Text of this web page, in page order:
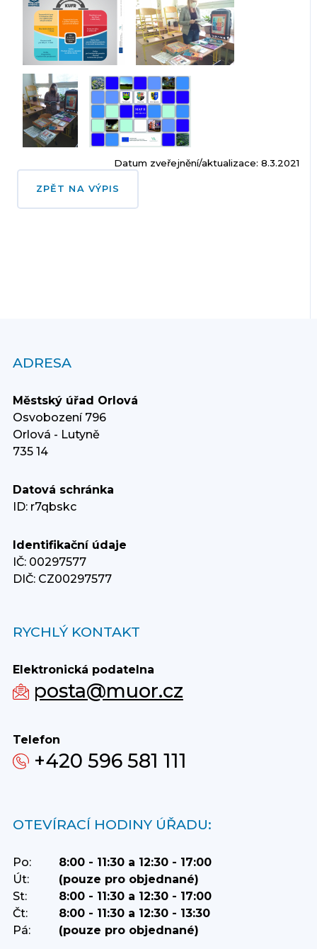
Datum zveřejnění/aktualizace: 8.3.2021
ZPĚT NA VÝPIS
ADRESA
Městský úřad Orlová
Osvobození 796
Orlová - Lutyně
735 14
Datová schránka
ID: r7qbskc
Identifikační údaje
IČ: 00297577
DIČ: CZ00297577
RYCHLÝ KONTAKT
Elektronická podatelna
posta@muor.cz
Telefon
+420 596 581 111
OTEVÍRACÍ HODINY ÚŘADU:
Po:
8:00 - 11:30 a 12:30 - 17:00
Út:
(pouze pro objednané)
St:
8:00 - 11:30 a 12:30 - 17:00
Čt:
8:00 - 11:30 a 12:30 - 13:30
Pá:
(pouze pro objednané)